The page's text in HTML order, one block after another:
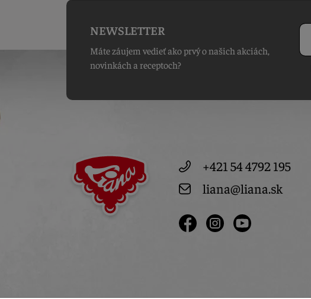
NEWSLETTER
Máte záujem vedieť ako prvý o našich akciách,
novinkách a receptoch?
+421 54 4792 195
liana@liana.sk